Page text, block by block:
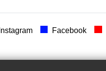
Instagram Facebook